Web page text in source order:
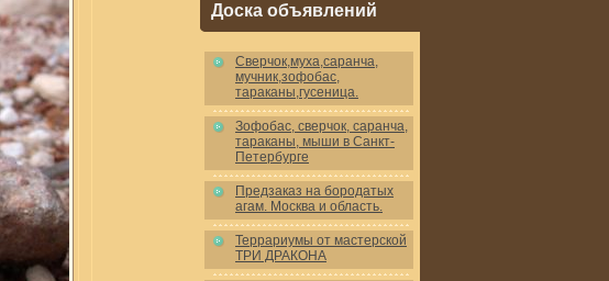
Доска объявлений
Cверчок,муха,саранча,
мучник,зофобас,
тараканы,гусеница.
Зофобас, сверчок, саранча,
тараканы, мыши в Санкт-
Петербурге
Предзаказ на бородатых
агам. Москва и область.
Террариумы от мастерской
ТРИ ДРАКОНА